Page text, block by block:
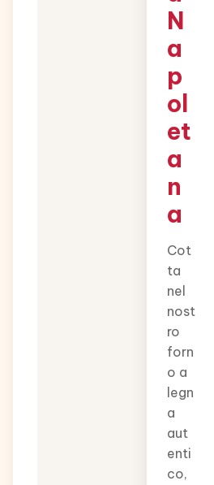
N
a
p
ol
et
a
n
a
Cot
ta
nel
nost
ro
forn
o a
legn
a
aut
enti
co,